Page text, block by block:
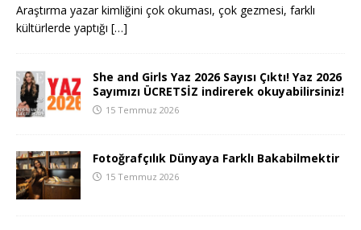
Araştırma yazar kimliğini çok okuması, çok gezmesi, farklı
kültürlerde yaptığı […]
She and Girls Yaz 2026 Sayısı Çıktı! Yaz 2026
Sayımızı ÜCRETSİZ indirerek okuyabilirsiniz!
15 Temmuz 2026
Fotoğrafçılık Dünyaya Farklı Bakabilmektir
15 Temmuz 2026